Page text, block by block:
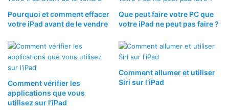
Pourquoi et comment effacer
votre iPad avant de le vendre
Que peut faire votre PC que
votre iPad ne peut pas faire ?
Comment vérifier les
applications que vous
utilisez sur l’iPad
Comment allumer et utiliser
Siri sur l’iPad